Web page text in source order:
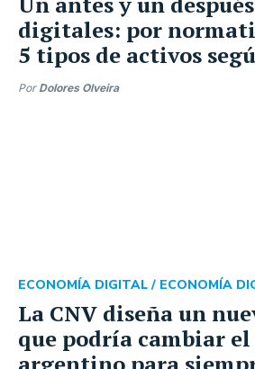
digitales: por
5 tipos de activos
Por Dolores Olveira
La CNV diseña un
que podría cambiar
ECONOMÍA DIGITAL / ECONOMÍA